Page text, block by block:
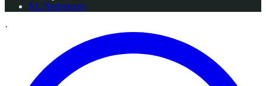
NL Nederlands
·